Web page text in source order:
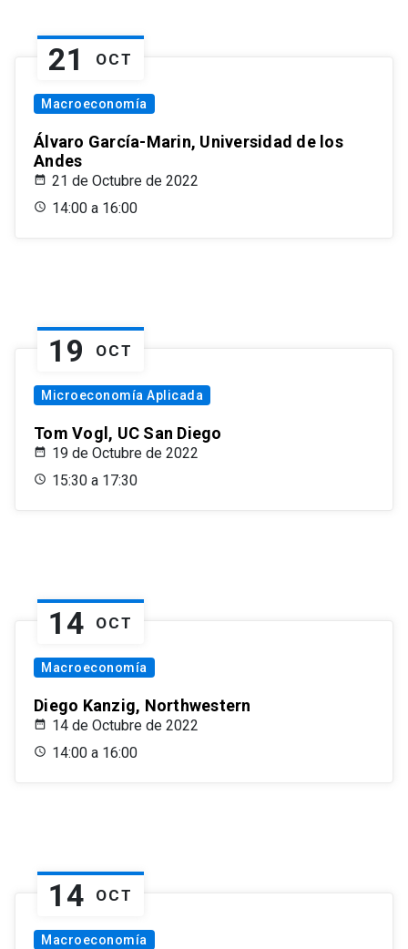
21 OCT
Macroeconomía
Álvaro García-Marin, Universidad de los
Andes
21 de Octubre de 2022
14:00 a 16:00
19 OCT
Microeconomía Aplicada
Tom Vogl, UC San Diego
19 de Octubre de 2022
15:30 a 17:30
14 OCT
Macroeconomía
Diego Kanzig, Northwestern
14 de Octubre de 2022
14:00 a 16:00
14 OCT
Macroeconomía